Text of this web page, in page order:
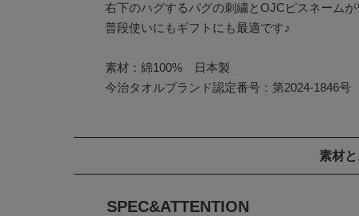
右下のハグするパグの刺繍とOJCピスネームが
普段使いにもギフトにも最適です♪
素材：綿100%　日本製
今治タオルブランド認定番号：第2024-1846号
素材
SPEC&ATTENTION